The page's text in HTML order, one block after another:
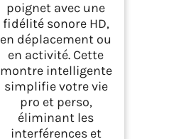
poignet avec une
fidélité sonore HD,
en déplacement ou
en activité. Cette
montre intelligente
simplifie votre vie
pro et perso,
éliminant les
interférences et